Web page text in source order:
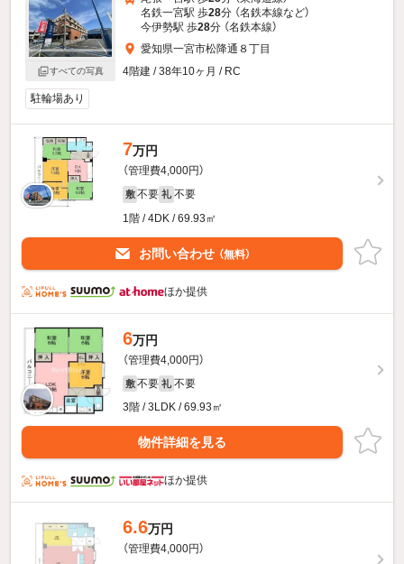
すべての写真
名鉄一宮駅 歩28分 （名鉄本線など）
今伊勢駅 歩28分 （名鉄本線）
愛知県一宮市松降通８丁目
4階建 / 38年10ヶ月 / RC
駐輪場あり
7万円
（管理費4,000円）
敷 不要 礼 不要
1階 / 4DK / 69.93㎡
お問い合わせ （無料）
ほか提供
6万円
（管理費4,000円）
敷 不要 礼 不要
3階 / 3LDK / 69.93㎡
物件詳細を見る
ほか提供
6.6万円
（管理費4,000円）